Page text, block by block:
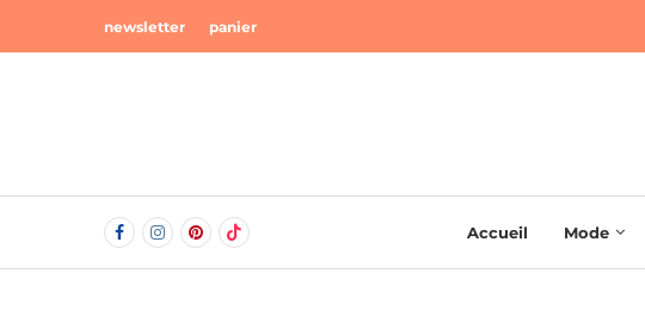
newsletter panier
Accueil Mode